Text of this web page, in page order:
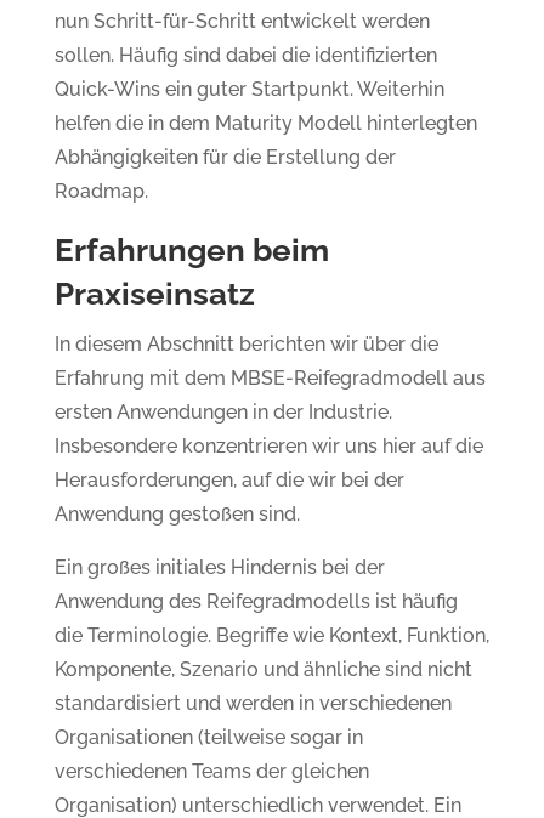
nun Schritt-für-Schritt entwickelt werden
sollen. Häufig sind dabei die identifizierten
Quick-Wins ein guter Startpunkt. Weiterhin
helfen die in dem Maturity Modell hinterlegten
Abhängigkeiten für die Erstellung der
Roadmap.
Erfahrungen beim
Praxiseinsatz
In diesem Abschnitt berichten wir über die
Erfahrung mit dem MBSE-Reifegradmodell aus
ersten Anwendungen in der Industrie.
Insbesondere konzentrieren wir uns hier auf die
Herausforderungen, auf die wir bei der
Anwendung gestoßen sind.
Ein großes initiales Hindernis bei der
Anwendung des Reifegradmodells ist häufig
die Terminologie. Begriffe wie Kontext, Funktion,
Komponente, Szenario und ähnliche sind nicht
standardisiert und werden in verschiedenen
Organisationen (teilweise sogar in
verschiedenen Teams der gleichen
Organisation) unterschiedlich verwendet. Ein